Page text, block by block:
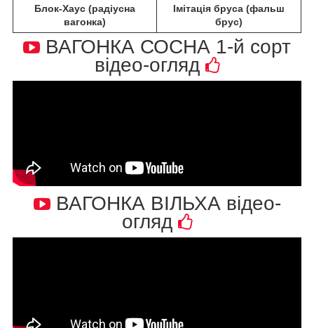
Блок-Хаус (радіусна
вагонка)
Імітація бруса (фальш
брус)
ВАГОНКА СОСНА 1-й сорт
відео-огляд
ВАГОНКА ВІЛЬХА відео-
огляд